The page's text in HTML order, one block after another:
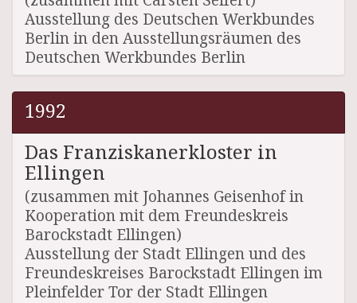
Ausstellung des Deutschen Werkbundes
Berlin in den Ausstellungsräumen des
Deutschen Werkbundes Berlin
1992
Das Franziskanerkloster in
Ellingen
(zusammen mit Johannes Geisenhof in
Kooperation mit dem Freundeskreis
Barockstadt Ellingen)
Ausstellung der Stadt Ellingen und des
Freundeskreises Barockstadt Ellingen im
Pleinfelder Tor der Stadt Ellingen